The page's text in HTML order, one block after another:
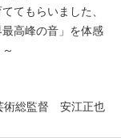
てもらいました、
高峰の音」を体感
術総監督 安江正也